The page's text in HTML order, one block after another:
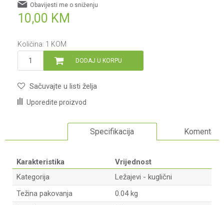
10,00 KM
Obavijesti me o sniženju
Količina: 1 KOM
DODAJ U KORPU
Sačuvajte u listi želja
Uporedite proizvod
Specifikacija Komentari
Karakteristika
Vrijednost
Kategorija
Ležajevi - kuglični
Težina pakovanja
0.04 kg